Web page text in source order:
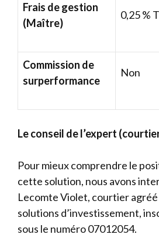
Frais de gestion
(Maître)
0,25 %
Commission de
surperformance
Non
Le conseil de l’expert
Pour mieux comprendre le
cette solution, nous avons
Lecomte Violet, courtier
solutions d’investissement,
sous le numéro 07012054.